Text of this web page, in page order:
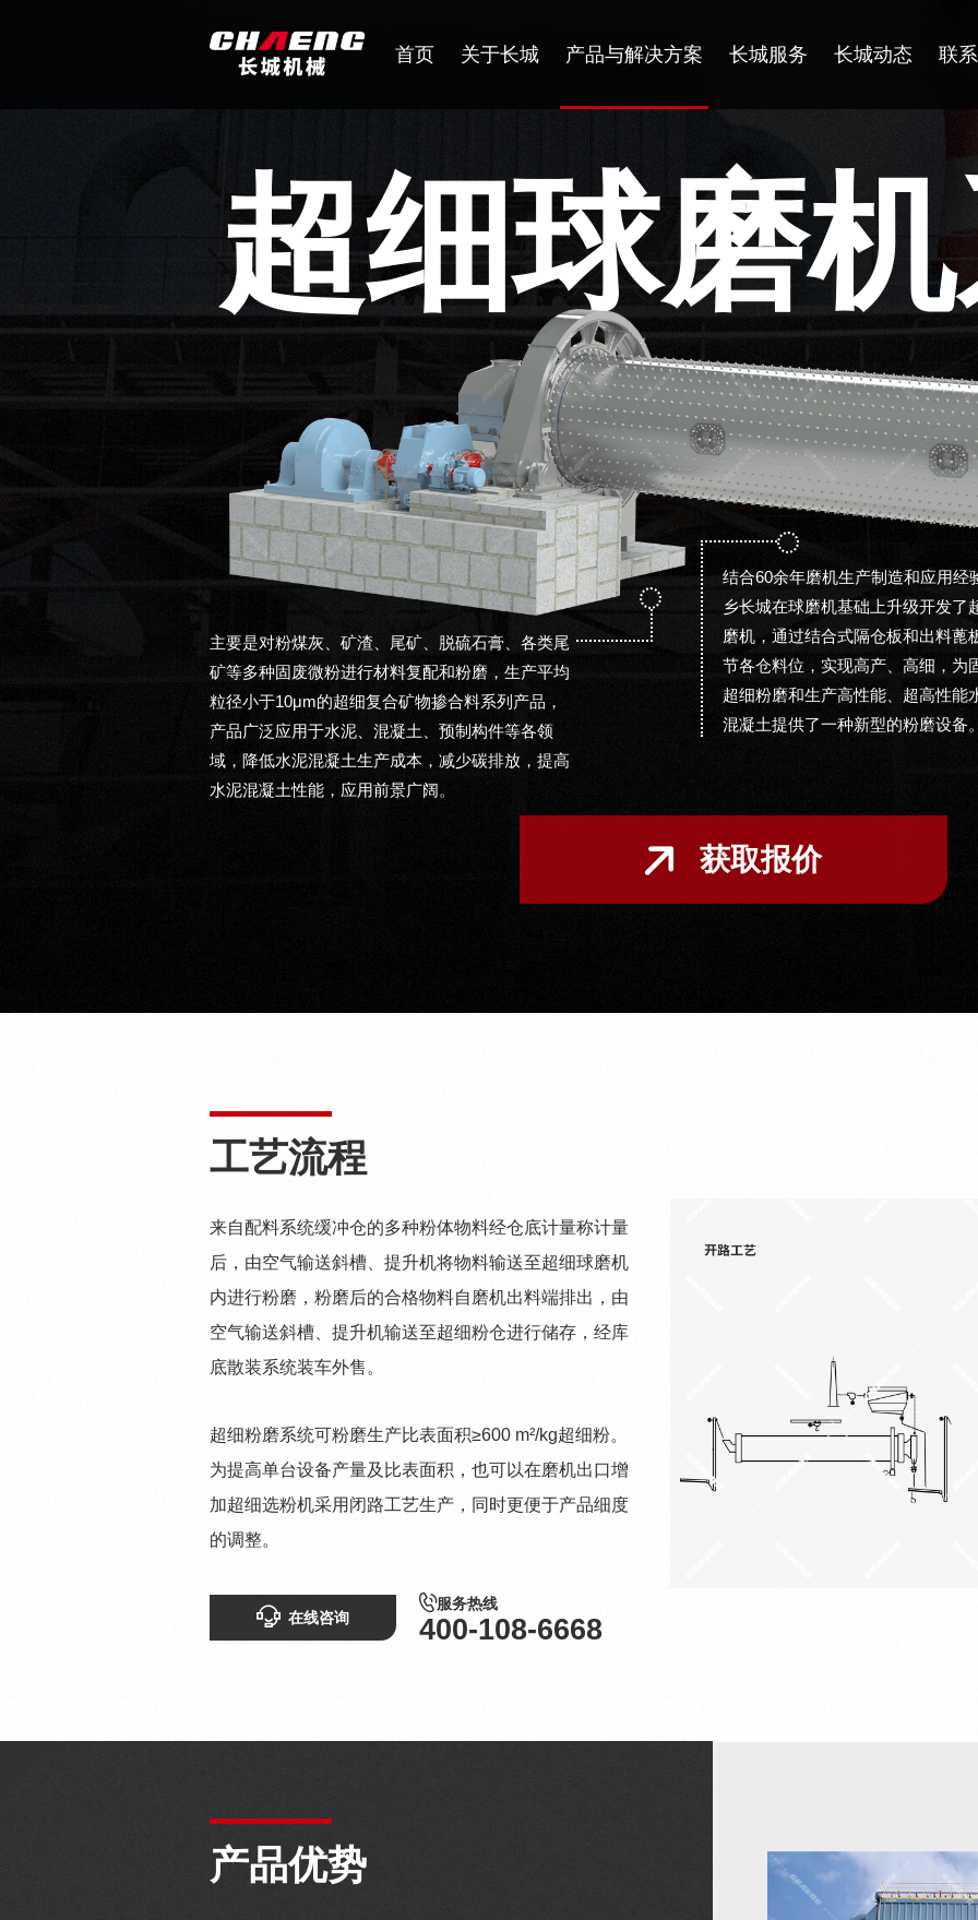
首页 关于长城 产品与解决方案 长城服务 长城动态 联
超细球磨
结合60余年磨机生产制造和应用经
乡长城在球磨机基础上升级开发了
磨机，通过结合式隔仓板和出料蓖
节各仓料位，实现高产、高细，为
超细粉磨和生产高性能、超高性能
混凝土提供了一种新型的粉磨设备
主要是对粉煤灰、矿渣、尾矿、脱硫石膏、各类尾
矿等多种固废微粉进行材料复配和粉磨，生产平均
粒径小于10μm的超细复合矿物掺合料系列产品，
产品广泛应用于水泥、混凝土、预制构件等各领
域，降低水泥混凝土生产成本，减少碳排放，提高
水泥混凝土性能，应用前景广阔。
获取报价
工艺流程
来自配料系统缓冲仓的多种粉体物料经仓底计量称计量
后，由空气输送斜槽、提升机将物料输送至超细球磨机
内进行粉磨，粉磨后的合格物料自磨机出料端排出，由
空气输送斜槽、提升机输送至超细粉仓进行储存，经库
底散装系统装车外售。
超细粉磨系统可粉磨生产比表面积≥600 m²/kg超细粉。
为提高单台设备产量及比表面积，也可以在磨机出口增
加超细选粉机采用闭路工艺生产，同时更便于产品细度
的调整。
在线咨询
服务热线
400-108-6668
产品优势